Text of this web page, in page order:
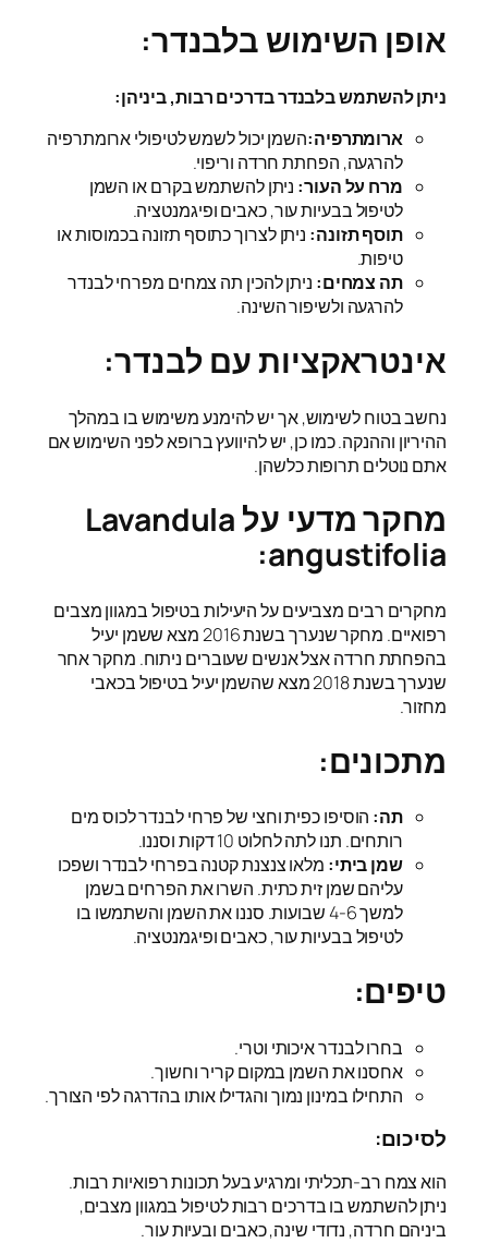
אופן השימוש בלבנדר:
ניתן להשתמש בלבנדר בדרכים רבות, ביניהן:
ארומתרפיה:השמן יכול לשמש לטיפולי ארומתרפיה
להרגעה, הפחתת חרדה וריפוי.
מרח על העור: ניתן להשתמש בקרם או השמן
לטיפול בבעיות עור, כאבים ופיגמנטציה.
תוסף תזונה: ניתן לצרוך כתוסף תזונה בכמוסות או
טיפות.
תה צמחים: ניתן להכין תה צמחים מפרחי לבנדר
להרגעה ולשיפור השינה.
אינטראקציות עם לבנדר:
נחשב בטוח לשימוש, אך יש להימנע משימוש בו במהלך
ההיריון וההנקה. כמו כן, יש להיוועץ ברופא לפני השימוש אם
אתם נוטלים תרופות כלשהן.
מחקר מדעי על Lavandula
angustifolia:
מחקרים רבים מצביעים על היעילות בטיפול במגוון מצבים
רפואיים. מחקר שנערך בשנת 2016 מצא ששמן יעיל
בהפחתת חרדה אצל אנשים שעוברים ניתוח. מחקר אחר
שנערך בשנת 2018 מצא שהשמן יעיל בטיפול בכאבי
מחזור.
מתכונים:
תה: הוסיפו כפית וחצי של פרחי לבנדר לכוס מים
רותחים. תנו לתה לחלוט 10 דקות וסננו.
שמן ביתי: מלאו צנצנת קטנה בפרחי לבנדר ושפכו
עליהם שמן זית כתית. השרו את הפרחים בשמן
למשך 4-6 שבועות. סננו את השמן והשתמשו בו
לטיפול בבעיות עור, כאבים ופיגמנטציה.
טיפים:
בחרו לבנדר איכותי וטרי.
אחסנו את השמן במקום קריר וחשוך.
התחילו במינון נמוך והגדילו אותו בהדרגה לפי הצורך.
לסיכום:
הוא צמח רב-תכליתי ומרגיע בעל תכונות רפואיות רבות.
ניתן להשתמש בו בדרכים רבות לטיפול במגוון מצבים,
ביניהם חרדה, נדודי שינה, כאבים ובעיות עור.